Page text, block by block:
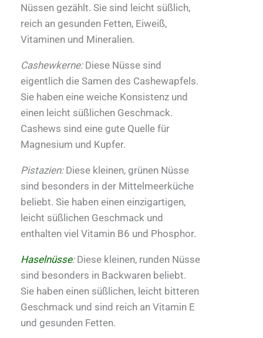
Nüssen gezählt. Sie sind leicht süßlich,
reich an gesunden Fetten, Eiweiß,
Vitaminen und Mineralien.
Cashewkerne:Diese Nüsse sind
eigentlich die Samen des Cashewapfels.
Sie haben eine weiche Konsistenz und
einen leicht süßlichen Geschmack.
Cashews sind eine gute Quelle für
Magnesium und Kupfer.
Pistazien:Diese kleinen, grünen Nüsse
sind besonders in der Mittelmeerküche
beliebt. Sie haben einen einzigartigen,
leicht süßlichen Geschmack und
enthalten viel Vitamin B6 und Phosphor.
Haselnüsse:Diese kleinen, runden Nüsse
sind besonders in Backwaren beliebt.
Sie haben einen süßlichen, leicht bitteren
Geschmack und sind reich an Vitamin E
und gesunden Fetten.